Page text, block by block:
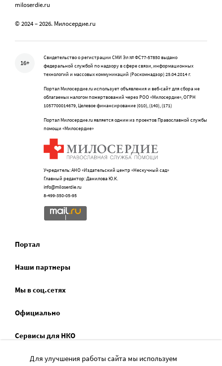
miloserdie.ru
© 2024 – 2026. Милосердие.ru
16+
Свидетельство о регистрации СМИ Эл № ФС77-57850 выдано
федеральной службой по надзору в сфере связи, информационных
технологий и массовых коммуникаций (Роскомнадзор) 25.04.2014 г.
Портал Милосердие.ru использует объявления и веб-сайт для сбора не
облагаемых налогом пожертвований через РОО «Милосердие», ОГРН
1057700014679, Целевое финансирование (010), (140), (171)
Портал Милосердие.ru является одним из проектов Православной службы
помощи «Милосердие»
Учредитель: АНО «Издательский центр «Нескучный сад»
Главный редактор: Данилова Ю.К.
info@miloserdie.ru
8-499-350-05-95
Портал
Наши партнеры
Мы в соц.сетях
Официально
Сервисы для НКО
Спецпроекты
Для улучшения работы сайта мы используем